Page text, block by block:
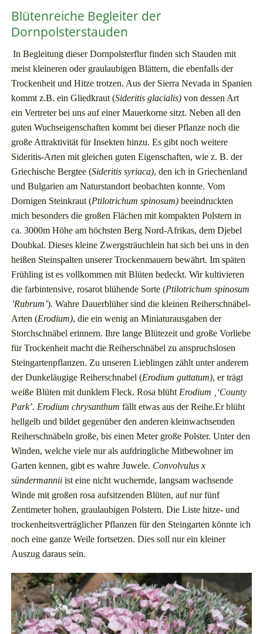
Blütenreiche Begleiter der
Dornpolsterstauden
In Begleitung dieser Dornpolsterflur finden sich Stauden mit
meist kleineren oder graulaubigen Blättern, die ebenfalls der
Trockenheit und Hitze trotzen. Aus der Sierra Nevada in Spanien
kommt z.B. ein Gliedkraut (Sideritis glacialis)von dessen Art
ein Vertreter bei uns auf einer Mauerkorne sitzt. Neben all den
guten Wuchseigenschaften kommt bei dieser Pflanze noch die
große Attraktivität für Insekten hinzu. Es gibt noch weitere
Sideritis-Arten mit gleichen guten Eigenschaften, wie z. B. der
Griechische Bergtee (Sideritis syriaca), den ich in Griechenland
und Bulgarien am Naturstandort beobachten konnte. Vom
Dornigen Steinkraut (Ptilotrichum spinosum)beeindruckten
mich besonders die großen Flächen mit kompakten Polstern in
ca. 3000m Höhe am höchsten Berg Nord-Afrikas, dem Djebel
Doubkal. Dieses kleine Zwergsträuchlein hat sich bei uns in den
heißen Steinspalten unserer Trockenmauern bewährt. Im späten
Frühling ist es vollkommen mit Blüten bedeckt. Wir kultivieren
die farbintensive, rosarot blühende Sorte (Ptilotrichum spinosum
’Rubrum’). Wahre Dauerblüher sind die kleinen Reiherschnäbel-
Arten (Erodium), die ein wenig an Miniaturausgaben der
Storchschnäbel erinnern. Ihre lange Blütezeit und große Vorliebe
für Trockenheit macht die Reiherschnäbel zu anspruchslosen
Steingartenpflanzen. Zu unseren Lieblingen zählt unter anderem
der Dunkeläugige Reiherschnabel (Erodium guttatum), er trägt
weiße Blüten mit dunklem Fleck. Rosa blüht Erodium ‚‘County
Park’. Erodium chrysanthum fällt etwas aus der Reihe.Er blüht
hellgelb und bildet gegenüber den anderen kleinwachsenden
Reiherschnäbeln große, bis einen Meter große Polster. Unter den
Winden, welche viele nur als aufdringliche Mitbewohner im
Garten kennen, gibt es wahre Juwele. Convolvulus x
sündermanniiist eine nicht wuchernde, langsam wachsende
Winde mit großen rosa aufsitzenden Blüten, auf nur fünf
Zentimeter hohen, graulaubigen Polstern. Die Liste hitze- und
trockenheitsverträglicher Pflanzen für den Steingarten könnte ich
noch eine ganze Weile fortsetzen. Dies soll nur ein kleiner
Auszug daraus sein.